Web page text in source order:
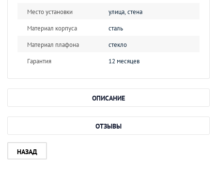
Место установки
улица, стена
Материал корпуса
сталь
Материал плафона
стекло
Гарантия
12 месяцев
ОПИСАНИЕ
ОТЗЫВЫ
НАЗАД